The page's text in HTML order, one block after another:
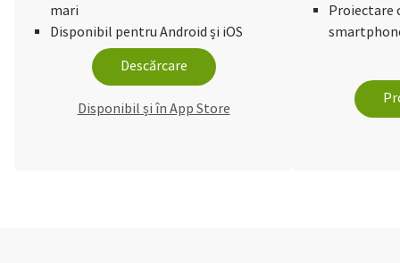
mari
Disponibil pentru Android și iOS
Descărcare
Disponibil și în App Store
Proiectare